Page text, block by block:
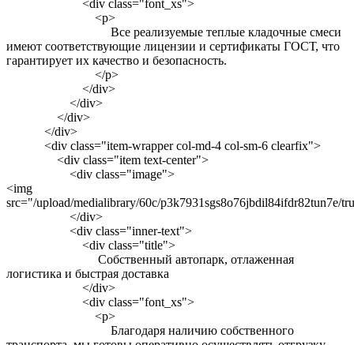
<div class="font_xs">
<p>
Все реализуемые теплые кладочные смеси
имеют соответствующие лицензии и сертификаты ГОСТ, что
гарантирует их качество и безопасность.
</p>
</div>
</div>
</div>
</div>
<div class="item-wrapper col-md-4 col-sm-6 clearfix">
<div class="item text-center">
<div class="image">
<img
src="/upload/medialibrary/60c/p3k7931sgs8o76jbdil84ifdr82tun7e/
</div>
<div class="inner-text">
<div class="title">
Собственный автопарк, отлаженная
логистика и быстрая доставка
</div>
<div class="font_xs">
<p>
Благодаря наличию собственного